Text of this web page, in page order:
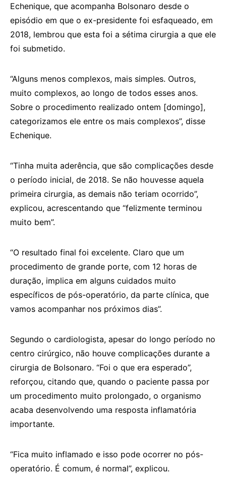
Echenique, que acompanha Bolsonaro desde o
episódio em que o ex-presidente foi esfaqueado, em
2018, lembrou que esta foi a sétima cirurgia a que ele
foi submetido.
“Alguns menos complexos, mais simples. Outros,
muito complexos, ao longo de todos esses anos.
Sobre o procedimento realizado ontem [domingo],
categorizamos ele entre os mais complexos”, disse
Echenique.
“Tinha muita aderência, que são complicações desde
o período inicial, de 2018. Se não houvesse aquela
primeira cirurgia, as demais não teriam ocorrido”,
explicou, acrescentando que “felizmente terminou
muito bem”.
“O resultado final foi excelente. Claro que um
procedimento de grande porte, com 12 horas de
duração, implica em alguns cuidados muito
específicos de pós-operatório, da parte clínica, que
vamos acompanhar nos próximos dias”.
Segundo o cardiologista, apesar do longo período no
centro cirúrgico, não houve complicações durante a
cirurgia de Bolsonaro. “Foi o que era esperado”,
reforçou, citando que, quando o paciente passa por
um procedimento muito prolongado, o organismo
acaba desenvolvendo uma resposta inflamatória
importante.
“Fica muito inflamado e isso pode ocorrer no pós-
operatório. É comum, é normal”, explicou.